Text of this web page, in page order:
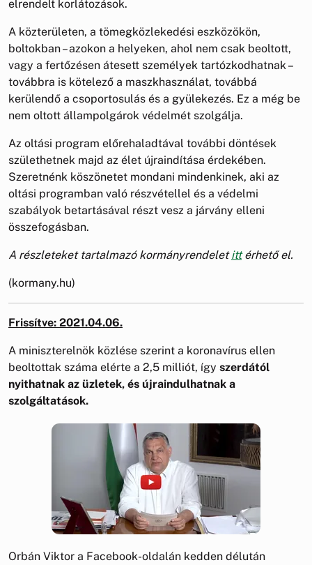
elrendelt korlátozások.
A közterületen, a tömegközlekedési eszközökön,
boltokban – azokon a helyeken, ahol nem csak beoltott,
vagy a fertőzésen átesett személyek tartózkodhatnak –
továbbra is kötelező a maszkhasználat, továbbá
kerülendő a csoportosulás és a gyülekezés. Ez a még be
nem oltott állampolgárok védelmét szolgálja.
Az oltási program előrehaladtával további döntések
születhetnek majd az élet újraindítása érdekében.
Szeretnénk köszönetet mondani mindenkinek, aki az
oltási programban való részvétellel és a védelmi
szabályok betartásával részt vesz a járvány elleni
összefogásban.
A részleteket tartalmazó kormányrendeletittérhető el.
(kormany.hu)
Frissítve: 2021.04.06.
A miniszterelnök közlése szerint a koronavírus ellen
beoltottak száma elérte a 2,5 milliót, így szerdától
nyithatnak az üzletek, és újraindulhatnak a
szolgáltatások.
Orbán Viktor a Facebook-oldalán kedden délután